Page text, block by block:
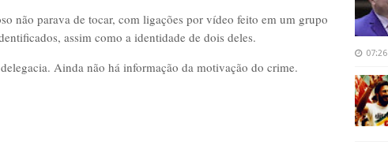
não parava de tocar, com ligações por vídeo feito em um grupo
assim como a identidade de dois deles.
Ainda não há informação da motivação do crime.
07:26